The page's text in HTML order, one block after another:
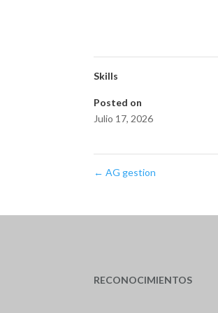
Skills
Posted on
Julio 17, 2026
← AG gestion
RECONOCIMIENTOS